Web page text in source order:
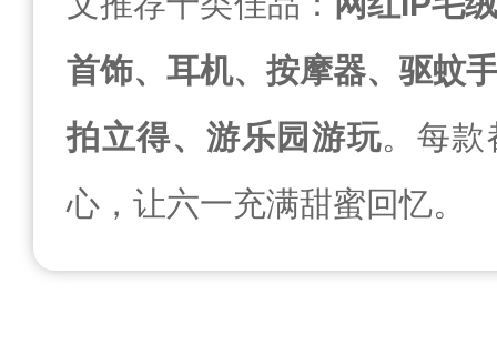
首饰、耳机、按摩器、驱蚊
拍立得、游乐园游玩。每
心，让六一充满甜蜜回忆。